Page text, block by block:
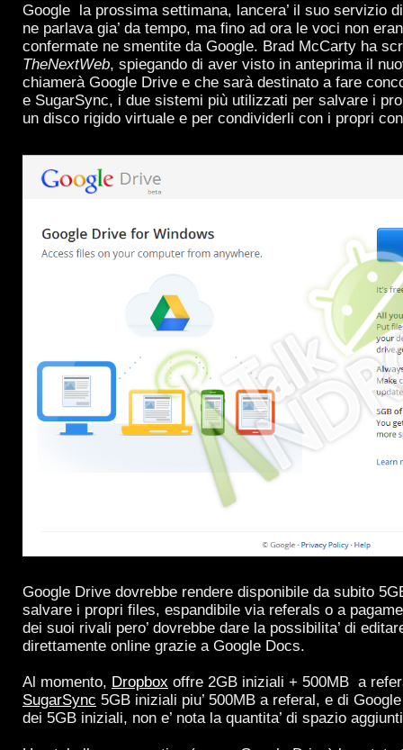
Google la prossima settimana, lancera’ il suo servizio
ne parlava gia’ da tempo, ma fino ad ora le voci non
confermate ne smentite da Google. Brad McCarty ha
TheNextWeb, spiegando di aver visto in anteprima il
chiamerà Google Drive e che sarà destinato a fare
e SugarSync, i due sistemi più utilizzati per salvare i
un disco rigido virtuale e per condividerli con i propri
Google Drive dovrebbe rendere disponibile da subito
salvare i propri files, espandibile via referals o a
dei suoi rivali pero’ dovrebbe dare la possibilita’ di
direttamente online grazie a Google Docs.
Al momento, Dropbox offre 2GB iniziali + 500MB a
SugarSync 5GB iniziali piu’ 500MB a referal, e di
dei 5GB iniziali, non e’ nota la quantita’ di spazio